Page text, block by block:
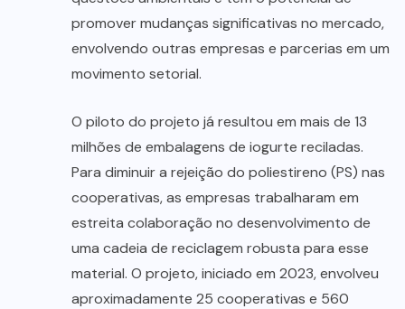
promover mudanças significativas no mercado,
envolvendo outras empresas e parcerias em um
movimento setorial.
O piloto do projeto já resultou em mais de 13
milhões de embalagens de iogurte reciladas.
Para diminuir a rejeição do poliestireno (PS) nas
cooperativas, as empresas trabalharam em
estreita colaboração no desenvolvimento de
uma cadeia de reciclagem robusta para esse
material. O projeto, iniciado em 2023, envolveu
aproximadamente 25 cooperativas e 560